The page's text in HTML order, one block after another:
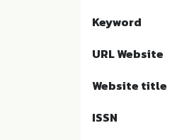
Keyword
URL Website
Website title
ISSN